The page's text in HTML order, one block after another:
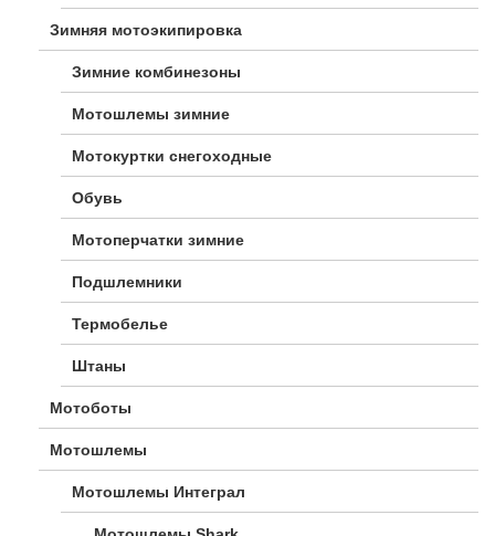
Зимняя мотоэкипировка
Зимние комбинезоны
Мотошлемы зимние
Мотокуртки снегоходные
Обувь
Мотоперчатки зимние
Подшлемники
Термобелье
Штаны
Мотоботы
Мотошлемы
Мотошлемы Интеграл